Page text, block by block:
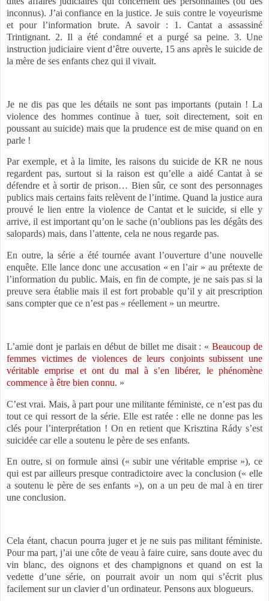
inconnus). J’ai confiance en la justice. Je suis contre le voyeurisme
et pour l’information brute. A savoir : 1. Cantat a assassiné
Trintignant. 2. Il a été condamné et a purgé sa peine. 3. Une
instruction judiciaire vient d’être ouverte, 15 ans après le suicide de
la mère de ses enfants chez qui il vivait.
Je ne dis pas que les détails ne sont pas importants (putain ! La
violence des hommes continue à tuer, soit directement, soit en
poussant au suicide) mais que la prudence est de mise quand on en
parle !
Par exemple, et à la limite, les raisons du suicide de KR ne nous
regardent pas, surtout si la raison est qu’elle a aidé Cantat à se
défendre et à sortir de prison… Bien sûr, ce sont des personnages
publics mais certains faits relèvent de l’intime. Quand la justice aura
prouvé le lien entre la violence de Cantat et le suicide, si elle y
arrive, il est important qu’on le sache (n’oublions pas les dégâts des
salopards) mais, dans l’attente, cela ne nous regarde pas.
En outre, la série a été tournée avant l’ouverture d’une nouvelle
enquête. Elle lance donc une accusation « en l’air » au prétexte de
l’information du public. Mais, en fin de compte, je ne sais pas si la
preuve sera établie mais il est fort probable qu’il y ait prescription
sans compter que ce n’est pas « réellement » un meurtre.
L’amie dont je parlais en début de billet me disait : «Beaucoup de
femmes victimes de violences de leurs conjoints subissent une
véritable emprise et ont du mal à s’en libérer, le phénomène
commence à être bien connu. »
C’est vrai. Mais, à part pour une militante féministe, ce n’est pas du
tout ce qui ressort de la série. Elle est ratée : elle ne donne pas les
clés pour l’interprétation ! On en retient que Krisztina Rády s’est
suicidée car elle a soutenu le père de ses enfants.
En outre, si on formule ainsi (« subir une véritable emprise »), ce
qui est par ailleurs presque contradictoire avec la conclusion (« elle
a soutenu le père de ses enfants »), on a un peu de mal à en tirer
une conclusion.
Cela étant, chacun pourra juger et je ne suis pas militant féministe.
Pour ma part, j’ai une côte de veau à faire cuire, sans doute avec du
vin blanc, des oignons et des champignons et quand on est la
vedette d’une série, on pourrait avoir un nom qui s’écrit plus
facilement sur un clavier d’un ordinateur. Pensons aux blogueurs.